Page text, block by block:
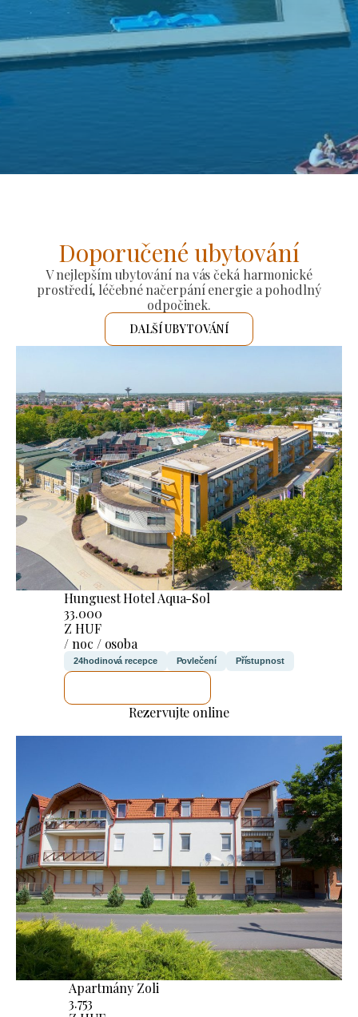
Doporučené ubytování
V nejlepším ubytování na vás čeká harmonické
prostředí, léčebné načerpání energie a pohodlný
odpočinek.
DALŠÍ UBYTOVÁNÍ
Hunguest Hotel Aqua-Sol
33.000
Z HUF
/ noc / osoba
24hodinová recepce Povlečení Přístupnost
Rezervujte online
Apartmány Zoli
3.753